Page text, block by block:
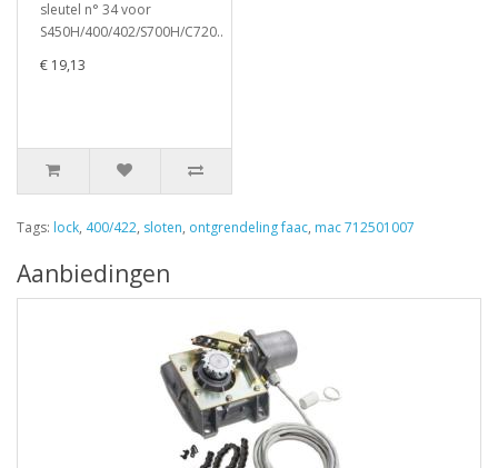
sleutel n° 34 voor
S450H/400/402/S700H/C720..
€ 19,13
Tags: lock, 400/422, sloten, ontgrendeling faac, mac 712501007
Aanbiedingen